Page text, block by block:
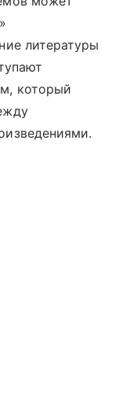
литературы
который